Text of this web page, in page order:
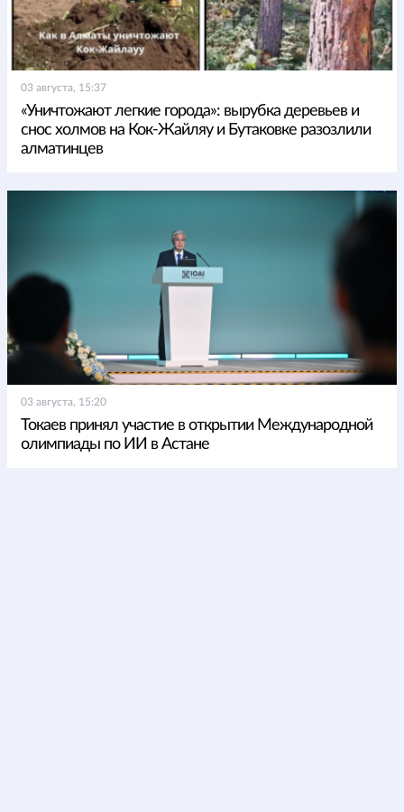
03 августа, 15:37
«Уничтожают легкие города»: вырубка деревьев и
снос холмов на Кок-Жайляу и Бутаковке разозлили
алматинцев
03 августа, 15:20
Токаев принял участие в открытии Международной
олимпиады по ИИ в Астане